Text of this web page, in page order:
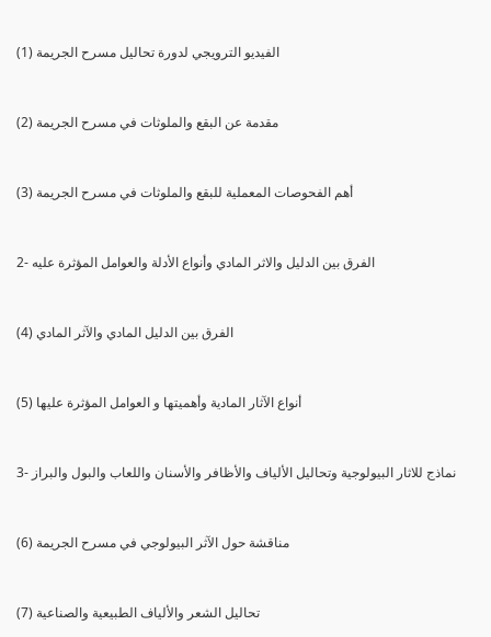
(1) الفيديو الترويجي لدورة تحاليل مسرح الجريمة
(2) مقدمة عن البقع والملوثات في مسرح الجريمة
(3) أهم الفحوصات المعملية للبقع والملوثات في مسرح الجريمة
2- الفرق بين الدليل والاثر المادي وأنواع الأدلة والعوامل المؤثرة عليه
(4) الفرق بين الدليل المادي والآثر المادي
(5) أنواع الآثار المادية وأهميتها و العوامل المؤثرة عليها
3- نماذج للاثار البيولوجية وتحاليل الألياف والأظافر والأسنان واللعاب والبول والبراز
(6) مناقشة حول الآثر البيولوجي في مسرح الجريمة
(7) تحاليل الشعر والألياف الطبيعية والصناعية